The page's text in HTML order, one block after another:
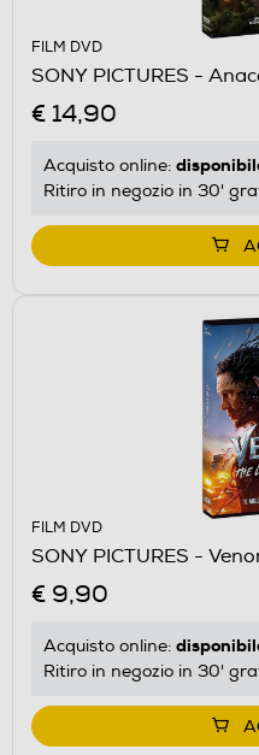
FILM DVD
SONY PICTURES -
€ 14,90
Acquisto online:
Ritiro in negozio in 30'
FILM DVD
SONY PICTURES -
€ 9,90
Acquisto online:
Ritiro in negozio in 30'